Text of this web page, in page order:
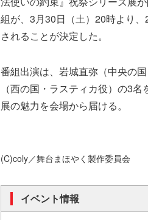
組が、3月30日（土）20時より
されることが決定した。
番組出演は、岩城直弥（中央の
（西の国・ラスティカ役）の3
展の魅力を会場から届ける。
(C)coly／舞台まほやく製作委員会
イベント情報